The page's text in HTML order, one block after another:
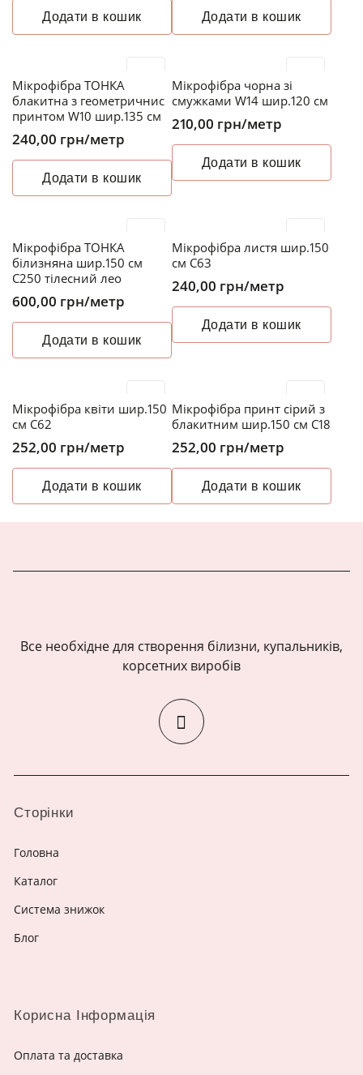
Додати в кошик Додати в кошик
Мікрофібра ТОНКА
блакитна з геометричнис
принтом W10 шир.135 см
240,00 грн/метр
Додати в кошик
Мікрофібра чорна зі
смужками W14 шир.120 см
210,00 грн/метр
Додати в кошик
Мікрофібра ТОНКА
білизняна шир.150 см
C250 тілесний лео
600,00 грн/метр
Додати в кошик
Мікрофібра листя шир.150
см C63
240,00 грн/метр
Додати в кошик
Мікрофібра квіти шир.150
см C62
252,00 грн/метр
Додати в кошик
Мікрофібра принт сірий з
блакитним шир.150 см C18
252,00 грн/метр
Додати в кошик
Все необхідне для створення білизни, купальників,
корсетних виробів
Сторінки
Головна
Каталог
Система знижок
Блог
Корисна Інформація
Оплата та доставка